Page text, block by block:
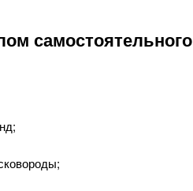
самостоятельного